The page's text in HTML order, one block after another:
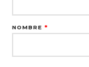
NOMBRE *